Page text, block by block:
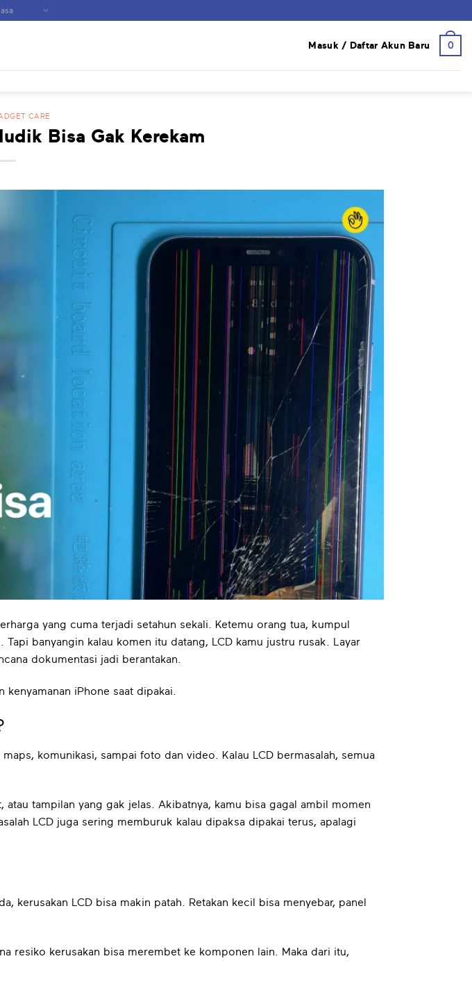
Masuk / Daftar Akun Baru 0
CARE
Bisa Gak Kerekam
yang cuma terjadi setahun sekali. Ketemu orang tua, kumpul
banyangin kalau komen itu datang, LCD kamu justru rusak. Layar
dokumentasi jadi berantakan.
kenyamanan iPhone saat dipakai.
komunikasi, sampai foto dan video. Kalau LCD bermasalah, semua
tampilan yang gak jelas. Akibatnya, kamu bisa gagal ambil momen
LCD juga sering memburuk kalau dipaksa dipakai terus, apalagi
kerusakan LCD bisa makin patah. Retakan kecil bisa menyebar, panel
resiko kerusakan bisa merembet ke komponen lain. Maka dari itu,